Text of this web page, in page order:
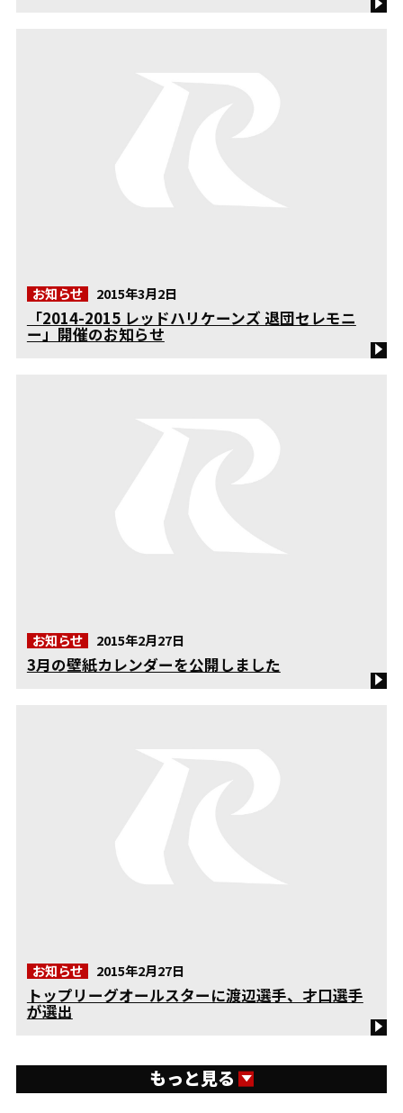
お知らせ 2015年3月2日
「2014-2015 レッドハリケーンズ 退団セレモニ
ー」開催のお知らせ
お知らせ 2015年2月27日
3月の壁紙カレンダーを公開しました
お知らせ 2015年2月27日
トップリーグオールスターに渡辺選手、才口選手
が選出
もっと見る